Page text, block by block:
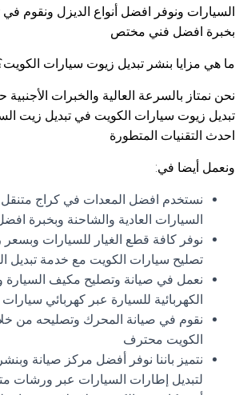
السيارات ونوفر افضل أنواع الديزل ونقوم
بخبرة افضل فني مختص
ما هي مزايا بنشر تبديل زيوت سيارات
نحن نمتاز بالسرعة العالية والخبرات
تبديل زيوت سيارات الكويت في تبديل زيت
احدث التقنيات المتطورة
ونعمل أيضا في:
نستخدم افضل المعدات في كراج
السيارات العادية والشاحنة وبخبرة
نوفر كافة قطع الغيار للسيارات
تصليح سيارات الكويت مع خدمة تبديل
نعمل في صيانة وتصليح مكيف السيارة
الكهربائية للسيارة عبر كهربائي
نقوم في صيانة المحرك وتصليحه من
الكويت محترف
نتميز باننا نوفر أفضل مركز صيانة
لتبديل إطارات السيارات عبر ورشات